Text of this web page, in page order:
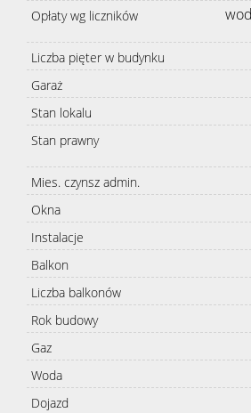
Opłaty wg liczników
Liczba pięter w budynku
Garaż
Stan lokalu
Stan prawny
Mies. czynsz admin.
Okna
Instalacje
Balkon
Liczba balkonów
Rok budowy
Gaz
Woda
Dojazd